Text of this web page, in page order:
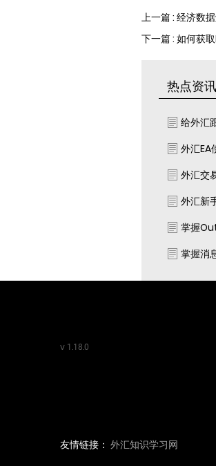
上一篇 : 经济数
下一篇 : 如何获
热点资讯
给外汇
外汇EA
外汇交
外汇新
掌握
掌握消
v 1.18.0
友情链接： 外汇知识学习网